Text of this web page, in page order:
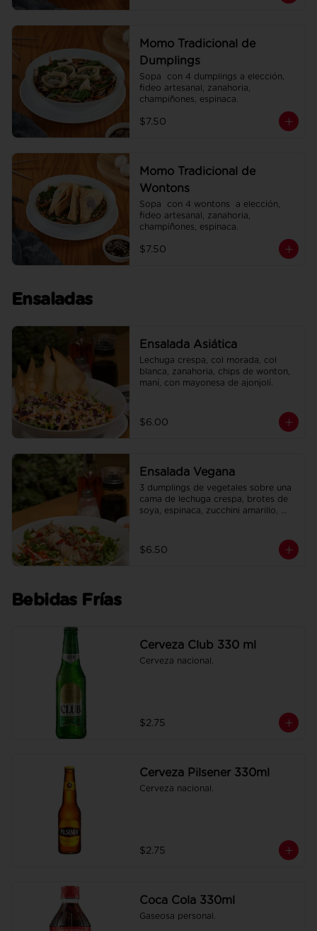
Momo Tradicional de
Dumplings
Sopa  con 4 dumplings a elección,
fideo artesanal, zanahoria,
champiñones, espinaca.
$7.50
Momo Tradicional de
Wontons
Sopa  con 4 wontons  a elección,
fideo artesanal, zanahoria,
champiñones, espinaca.
$7.50
Ensaladas
Ensalada Asiática
Lechuga crespa, col morada, col
blanca, zanahoria, chips de wonton,
maní, con mayonesa de ajonjolí.
$6.00
Ensalada Vegana
3 dumplings de vegetales sobre una
cama de lechuga crespa, brotes de
soya, espinaca, zucchini amarillo,
$6.50
Bebidas Frías
Cerveza Club 330 ml
Cerveza nacional.
$2.75
Cerveza Pilsener 330ml
Cerveza nacional.
$2.75
Coca Cola 330ml
Gaseosa personal.